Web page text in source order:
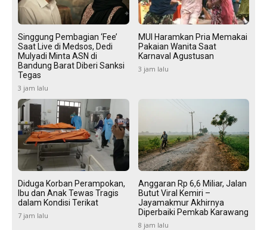
Singgung Pembagian ‘Fee’
Saat Live di Medsos, Dedi
Mulyadi Minta ASN di
Bandung Barat Diberi Sanksi
Tegas
3 jam lalu
MUI Haramkan Pria Memakai
Pakaian Wanita Saat
Karnaval Agustusan
3 jam lalu
Diduga Korban Perampokan,
Ibu dan Anak Tewas Tragis
dalam Kondisi Terikat
7 jam lalu
Anggaran Rp 6,6 Miliar, Jalan
Butut Viral Kemiri –
Jayamakmur Akhirnya
Diperbaiki Pemkab Karawang
8 jam lalu